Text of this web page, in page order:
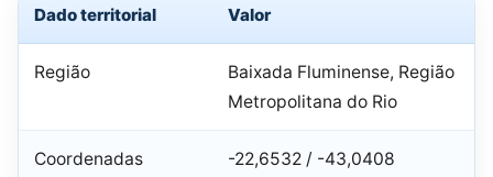
Dado territorial Valor
Região
Baixada Fluminense, Região
Metropolitana do Rio
Coordenadas
-22,6532 / -43,0408